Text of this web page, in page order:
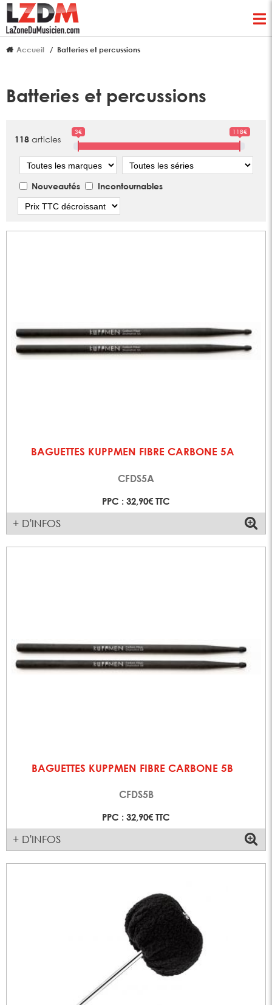
Accueil Batteries et percussions
Batteries et percussions
118 articles
3€ 118€
Marque Série
Nouveautés
Incontournables
BAGUETTES KUPPMEN FIBRE CARBONE 5A
CFDS5A
PPC : 32,90€ TTC
+ D'INFOS
BAGUETTES KUPPMEN FIBRE CARBONE 5B
CFDS5B
PPC : 32,90€ TTC
+ D'INFOS